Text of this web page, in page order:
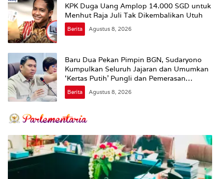
KPK Duga Uang Amplop 14.000 SGD untuk
Menhut Raja Juli Tak Dikembalikan Utuh
Berita Agustus 8, 2026
Baru Dua Pekan Pimpin BGN, Sudaryono
Kumpulkan Seluruh Jajaran dan Umumkan
‘Kertas Putih’ Pungli dan Pemerasan
Supplier harus Berhenti Sekarang
Berita Agustus 8, 2026